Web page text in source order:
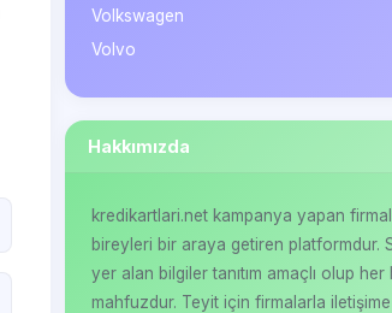
Volkswagen
Volvo
Hakkımızda
kredikartlari.net kampanya yapan
bireyleri bir araya getiren platformdur.
yer alan bilgiler tanıtım amaçlı olup her
mahfuzdur. Teyit için firmalarla